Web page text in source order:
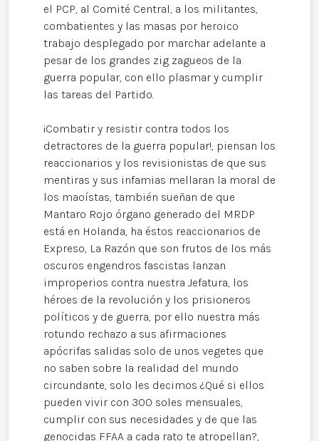
el PCP, al Comité Central, a los militantes,
combatientes y las masas por heroico
trabajo desplegado por marchar adelante a
pesar de los grandes zig zagueos de la
guerra popular, con ello plasmar y cumplir
las tareas del Partido.
¡Combatir y resistir contra todos los
detractores de la guerra popular!, piensan los
reaccionarios y los revisionistas de que sus
mentiras y sus infamias mellaran la moral de
los maoístas, también sueñan de que
Mantaro Rojo órgano generado del MRDP
está en Holanda, ha éstos reaccionarios de
Expreso, La Razón que son frutos de los más
oscuros engendros fascistas lanzan
improperios contra nuestra Jefatura, los
héroes de la revolución y los prisioneros
políticos y de guerra, por ello nuestra más
rotundo rechazo a sus afirmaciones
apócrifas salidas solo de unos vegetes que
no saben sobre la realidad del mundo
circundante, solo les decimos ¿Qué si ellos
pueden vivir con 300 soles mensuales,
cumplir con sus necesidades y de que las
genocidas FFAA a cada rato te atropellan?,